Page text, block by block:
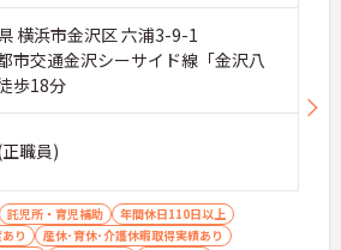
横浜市金沢区 六浦3-9-1
市交通金沢シーサイド線「金沢八
歩18分
職員)
託児所・育児補助
年間休日110日以上
り
産休･育休･介護休暇取得実績あり